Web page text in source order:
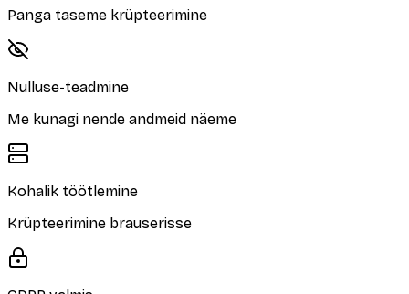
Panga taseme krüpteerimine
Nulluse-teadmine
Me kunagi nende andmeid näeme
Kohalik töötlemine
Krüpteerimine brauserisse